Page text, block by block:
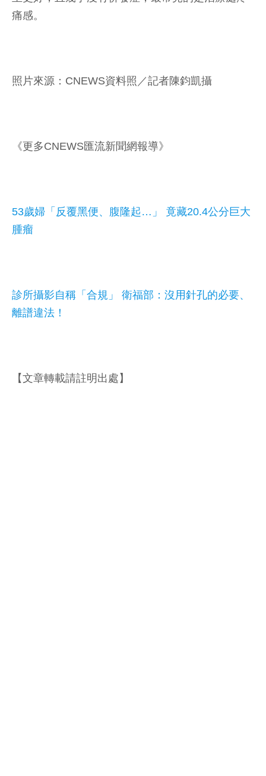
痛感。
照片來源：CNEWS資料照／記者陳鈞凱攝
《更多CNEWS匯流新聞網報導》
53歲婦「反覆黑便、腹隆起…」 竟藏20.4公分巨大
腫瘤
診所攝影自稱「合規」 衛福部：沒用針孔的必要、
離譜違法！
【文章轉載請註明出處】